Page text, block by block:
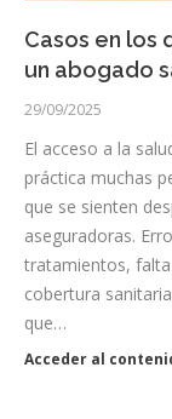
Casos en los
un abogado
29/09/2025
El acceso a la
práctica muchas
que se sienten
aseguradoras.
tratamientos,
cobertura
que…
Acceder al